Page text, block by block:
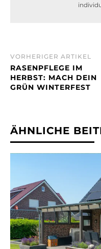
VORHERIGER ARTIKEL
RASENPFLEGE IM
HERBST: MACH DEIN
GRÜN WINTERFEST
ÄHNLICHE